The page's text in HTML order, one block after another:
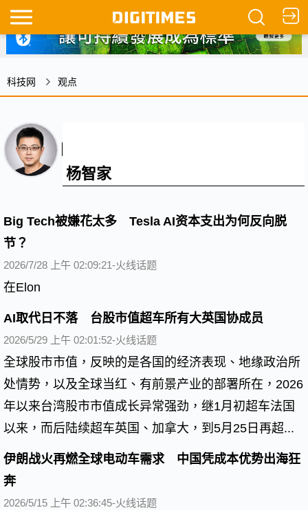
科技网 观点
杨智家
Big Tech被嫌花太多 Tesla AI资本支出为何反向脱
节？
2026/7/28 上午 02:09:21-火线话题
在Elon
AI取代日不落 台股市值超车所有大英国协成员
2026/5/29 上午 02:01:52-火线话题
全球股市市值，反映的是各国的经济表现、地缘政治所
处情势，以及全球当红、有前景产业的部署所在，2026
年以来台湾股市市值成长异常强劲，继1月初超车法国
以来，而后陆续超车英国、加拿大，到5月25日再超...
伊朗战火再燃全球电动车需求 中国凭成本优势出海狂
奔
2026/5/15 上午 02:36:45-火线话题